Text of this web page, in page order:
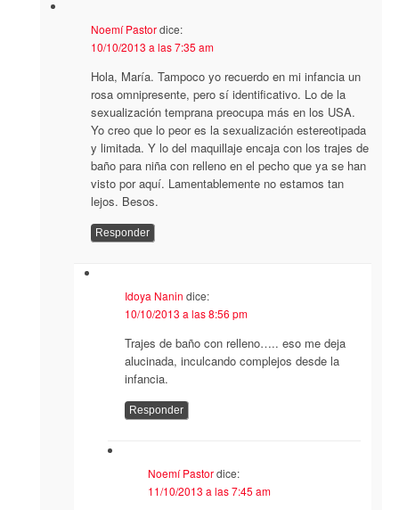
Noemí Pastordice:
10/10/2013 a las 7:35 am
Hola, María. Tampoco yo recuerdo en mi infancia un
rosa omnipresente, pero sí identificativo. Lo de la
sexualización temprana preocupa más en los USA.
Yo creo que lo peor es la sexualización estereotipada
y limitada. Y lo del maquillaje encaja con los trajes de
baño para niña con relleno en el pecho que ya se han
visto por aquí. Lamentablemente no estamos tan
lejos. Besos.
Responder
Idoya Nanin dice:
10/10/2013 a las 8:56 pm
Trajes de baño con relleno….. eso me deja
alucinada, inculcando complejos desde la
infancia.
Responder
Noemí Pastordice:
11/10/2013 a las 7:45 am